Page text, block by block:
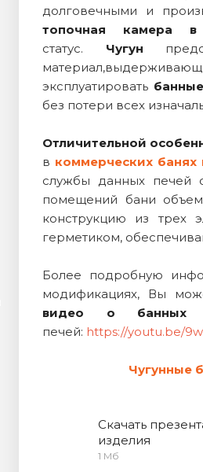
долговечными и
топочная камера
статус. Чугун
эксплуатировать
без потери всех
Отличительной
в коммерческих банях
службы данных печей
помещений бани
конструкцию из трех
герметиком,
Более подробную
модификациях, Вы
видео о банных
печей: https://youtu.be/
Чугунные
Скачать
изделия
1 Мб